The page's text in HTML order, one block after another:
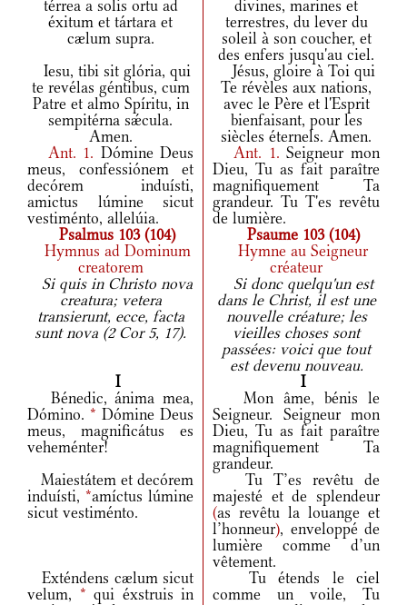
térrea a solis ortu ad
éxitum et tártara et
cælum supra.
divines, marines et
terrestres, du lever du
soleil à son coucher, et
des enfers jusqu'au ciel.
Iesu, tibi sit glória, qui
te revélas géntibus, cum
Patre et almo Spíritu, in
sempitérna sǽcula.
Amen.
Jésus, gloire à Toi qui
Te révèles aux nations,
avec le Père et l'Esprit
bienfaisant, pour les
siècles éternels. Amen.
Ant. 1. Dómine Deus
meus, confessiónem et
decórem induísti,
amictus lúmine sicut
vestiménto, allelúia.
Ant. 1. Seigneur mon
Dieu, Tu as fait paraître
magnifiquement Ta
grandeur. Tu T'es revêtu
de lumière.
Psalmus 103 (104)
Psaume 103 (104)
Hymnus ad Dominum
creatorem
Hymne au Seigneur
créateur
Si quis in Christo nova
creatura; vetera
transierunt, ecce, facta
sunt nova (2 Cor 5, 17).
Si donc quelqu'un est
dans le Christ, il est une
nouvelle créature; les
vieilles choses sont
passées: voici que tout
est devenu nouveau.
I
I
Bénedic, ánima mea,
Dómino. * Dómine Deus
meus, magnificátus es
veheménter!
Mon âme, bénis le
Seigneur. Seigneur mon
Dieu, Tu as fait paraître
magnifiquement Ta
grandeur.
Maiestátem et decórem
induísti, *amíctus lúmine
sicut vestiménto.
Tu T’es revêtu de
majesté et de splendeur
(as revêtu la louange et
l’honneur), enveloppé de
lumière comme d’un
vêtement.
Exténdens cælum sicut
velum, * qui éxstruis in
Tu étends le ciel
comme un voile, Tu